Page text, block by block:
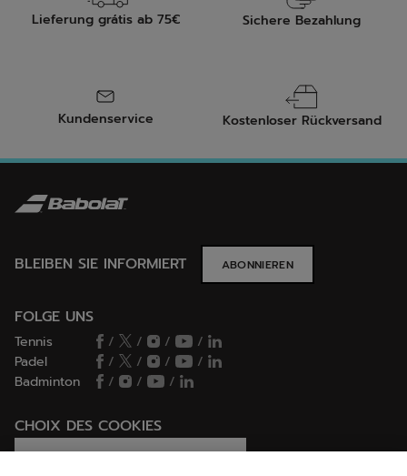
Lieferung grátis ab 75€ Sichere Bezahlung
Kundenservice Kostenloser Rückversand
BLEIBEN SIE INFORMIERT ABONNIEREN
FOLGE UNS
Tennis / / /
/
Padel
/ / /
/
Badminton
/ / /
CHOIX DES COOKIES